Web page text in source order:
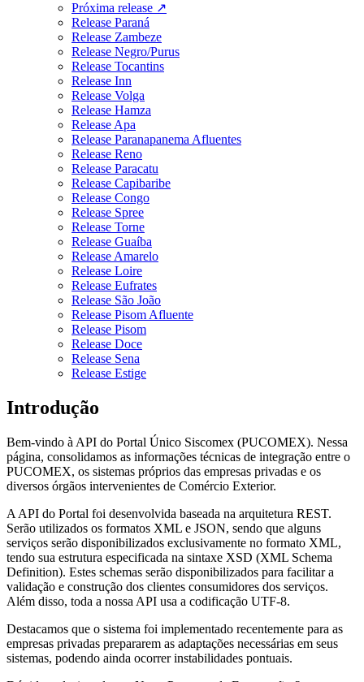
Próxima release ↗
Release Paraná
Release Zambeze
Release Negro/Purus
Release Tocantins
Release Inn
Release Volga
Release Hamza
Release Apa
Release Paranapanema Afluentes
Release Reno
Release Paracatu
Release Capibaribe
Release Congo
Release Spree
Release Torne
Release Guaíba
Release Amarelo
Release Loire
Release Eufrates
Release São João
Release Pisom Afluente
Release Pisom
Release Doce
Release Sena
Release Estige
Introdução
Bem-vindo à API do Portal Único Siscomex (PUCOMEX). Nessa
página, consolidamos as informações técnicas de integração entre o
PUCOMEX, os sistemas próprios das empresas privadas e os
diversos órgãos intervenientes de Comércio Exterior.
A API do Portal foi desenvolvida baseada na arquitetura REST.
Serão utilizados os formatos XML e JSON, sendo que alguns
serviços serão disponibilizados exclusivamente no formato XML,
tendo sua estrutura especificada na sintaxe XSD (XML Schema
Definition). Estes schemas serão disponibilizados para facilitar a
validação e construção dos clientes consumidores dos serviços.
Além disso, toda a nossa API usa a codificação UTF-8.
Destacamos que o sistema foi implementado recentemente para as
empresas privadas prepararem as adaptações necessárias em seus
sistemas, podendo ainda ocorrer instabilidades pontuais.